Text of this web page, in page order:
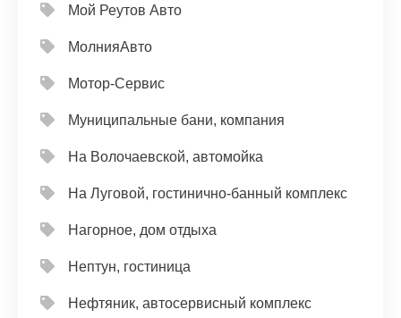
Мой Реутов Авто
МолнияАвто
Мотор-Сервис
Муниципальные бани, компания
На Волочаевской, автомойка
На Луговой, гостинично-банный комплекс
Нагорное, дом отдыха
Нептун, гостиница
Нефтяник, автосервисный комплекс